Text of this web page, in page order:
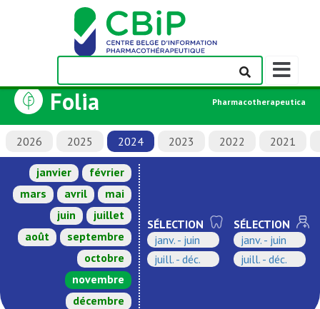
Afficher/
la
de
navigation
Folia Pharmacotherapeutica
2026 2025 2024 2023 2022 2021
janvier
février
mars
avril
mai
juin
juillet
août
septembre
octobre
novembre
décembre
SÉLECTION
janv. - juin
juill. - déc.
SÉLECTION
janv. - juin
juill. - déc.